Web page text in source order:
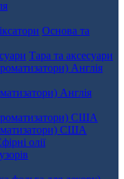
Основа та
Тара та аксесуари
Англія
США
олії